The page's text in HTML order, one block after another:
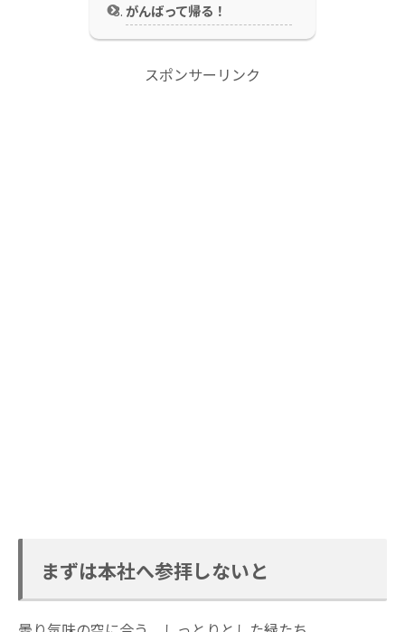
がんばって帰る！
スポンサーリンク
まずは本社へ参拝しないと